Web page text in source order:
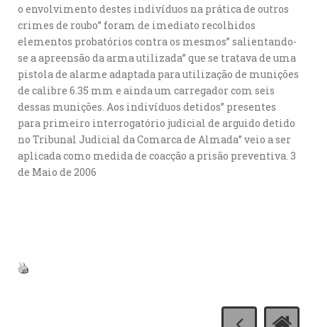
o envolvimento destes indivíduos na prática de outros
crimes de roubo” foram de imediato recolhidos
elementos probatórios contra os mesmos” salientando-
se a apreensão da arma utilizada” que se tratava de uma
pistola de alarme adaptada para utilização de munições
de calibre 6.35 mm e ainda um carregador com seis
dessas munições. Aos indivíduos detidos” presentes
para primeiro interrogatório judicial de arguido detido
no Tribunal Judicial da Comarca de Almada” veio a ser
aplicada como medida de coacção a prisão preventiva. 3
de Maio de 2006